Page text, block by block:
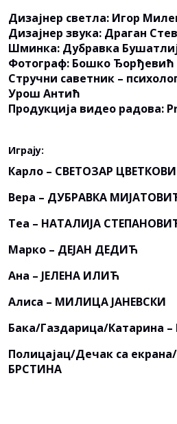
Дизајнер светла: Игор
Дизајнер звука: Драган
Шминка: Дубравка
Фотограф: Бошко Ђорђевић
Стручни саветник –
Урош Антић
Продукција видео радова:
Играју:
Карло – СВЕТОЗАР
Вера – ДУБРАВКА
Теа – НАТАЛИЈА
Марко – ДЕЈАН ДЕДИЋ
Ана – ЈЕЛЕНА ИЛИЋ
Алиса – МИЛИЦА ЈАНЕВСКИ
Бака/Газдарица/Катарина
Полицајац/Дечак са
БРСТИНА